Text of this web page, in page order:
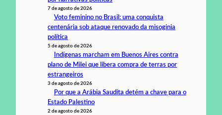
7 de agosto de 2026
Voto feminino no Brasil: uma conquista
centenária sob ataque renovado da misoginia
política
5 de agosto de 2026
Indígenas marcham em Buenos Aires contra
plano de Milei que libera compra de terras por
estrangeiros
3 de agosto de 2026
Por que a Arábia Saudita detém a chave para o
Estado Palestino
2 de agosto de 2026